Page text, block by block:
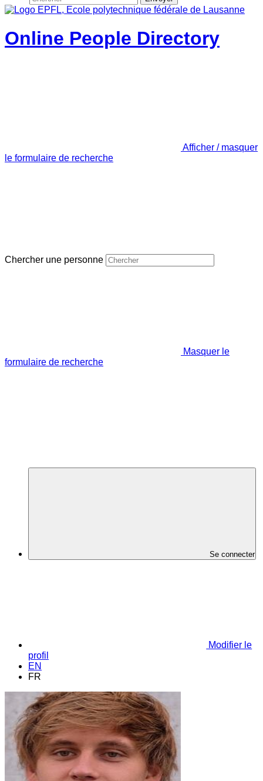
Online People Directory
Afficher / masquer
le formulaire de recherche
Chercher une personne
Masquer le
formulaire de recherche
Se connecter
Modifier le
profil
EN
FR